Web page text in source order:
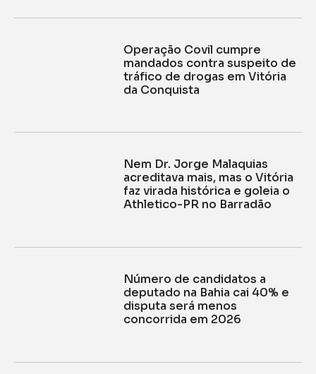
Operação Covil cumpre
mandados contra suspeito de
tráfico de drogas em Vitória
da Conquista
Nem Dr. Jorge Malaquias
acreditava mais, mas o Vitória
faz virada histórica e goleia o
Athletico-PR no Barradão
Número de candidatos a
deputado na Bahia cai 40% e
disputa será menos
concorrida em 2026